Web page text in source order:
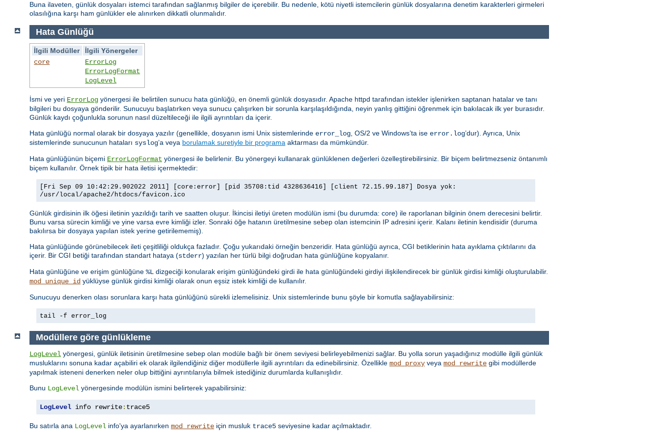
Buna ilaveten, günlük dosyaları istemci tarafından sağlanmış bilgiler de içerebilir. Bu nedenle, kötü niyetli istemcilerin günlük dosyalarına denetim karakterleri girmeleri
olasılığına karşı ham günlükler ele alınırken dikkatli olunmalıdır.
Hata Günlüğü
İlgili Modüller
İlgili Yönergeler
core
ErrorLog
ErrorLogFormat
LogLevel
İsmi ve yeri ErrorLog yönergesi ile belirtilen sunucu hata günlüğü, en önemli günlük dosyasıdır. Apache httpd tarafından istekler işlenirken saptanan hatalar ve tanı
bilgileri bu dosyaya gönderilir. Sunucuyu başlatırken veya sunucu çalışırken bir sorunla karşılaşıldığında, neyin yanlış gittiğini öğrenmek için bakılacak ilk yer burasıdır.
Günlük kaydı çoğunlukla sorunun nasıl düzeltileceği ile ilgili ayrıntıları da içerir.
Hata günlüğü normal olarak bir dosyaya yazılır (genellikle, dosyanın ismi Unix sistemlerinde error_log, OS/2 ve Windows’ta ise error.log’dur). Ayrıca, Unix
sistemlerinde sunucunun hataları syslog’a veya borulamak suretiyle bir programa aktarması da mümkündür.
Hata günlüğünün biçemi ErrorLogFormat yönergesi ile belirlenir. Bu yönergeyi kullanarak günlüklenen değerleri özelleştirebilirsiniz. Bir biçem belirtmezseniz öntanımlı
biçem kullanılır. Örnek tipik bir hata iletisi içermektedir:
[Fri Sep 09 10:42:29.902022 2011] [core:error] [pid 35708:tid 4328636416] [client 72.15.99.187] Dosya yok:
/usr/local/apache2/htdocs/favicon.ico
Günlük girdisinin ilk öğesi iletinin yazıldığı tarih ve saatten oluşur. İkincisi iletiyi üreten modülün ismi (bu durumda: core) ile raporlanan bilginin önem derecesini belirtir.
Bunu varsa sürecin kimliği ve yine varsa evre kimliği izler. Sonraki öğe hatanın üretilmesine sebep olan istemcinin IP adresini içerir. Kalanı iletinin kendisidir (duruma
bakılırsa bir dosyaya yapılan istek yerine getirilememiş).
Hata günlüğünde görünebilecek ileti çeşitliliği oldukça fazladır. Çoğu yukarıdaki örneğin benzeridir. Hata günlüğü ayrıca, CGI betiklerinin hata ayıklama çıktılarını da
içerir. Bir CGI betiği tarafından standart hataya (stderr) yazılan her türlü bilgi doğrudan hata günlüğüne kopyalanır.
Hata günlüğüne ve erişim günlüğüne %L dizgeciği konularak erişim günlüğündeki girdi ile hata günlüğündeki girdiyi ilişkilendirecek bir günlük girdisi kimliği oluşturulabilir.
mod_unique_id yüklüyse günlük girdisi kimliği olarak onun eşsiz istek kimliği de kullanılır.
Sunucuyu denerken olası sorunlara karşı hata günlüğünü sürekli izlemelisiniz. Unix sistemlerinde bunu şöyle bir komutla sağlayabilirsiniz:
tail -f error_log
Modüllere göre günlükleme
LogLevel yönergesi, günlük iletisinin üretilmesine sebep olan modüle bağlı bir önem seviyesi belirleyebilmenizi sağlar. Bu yolla sorun yaşadığınız modülle ilgili günlük
musluklarını sonuna kadar açabiliri ek olarak ilgilendiğiniz diğer modüllerle ilgili ayrıntıları da edinebilirsiniz. Özellikle mod_proxy veya mod_rewrite gibi modüllerde
yapılmak isteneni denerken neler olup bittiğini ayrıntılarıyla bilmek istediğiniz durumlarda kullanışlıdır.
Bunu LogLevel yönergesinde modülün ismini belirterek yapabilirsiniz:
LogLevel info rewrite: trace5
Bu satırla ana LogLevel info'ya ayarlanırken mod_rewrite için musluk trace5 seviyesine kadar açılmaktadır.